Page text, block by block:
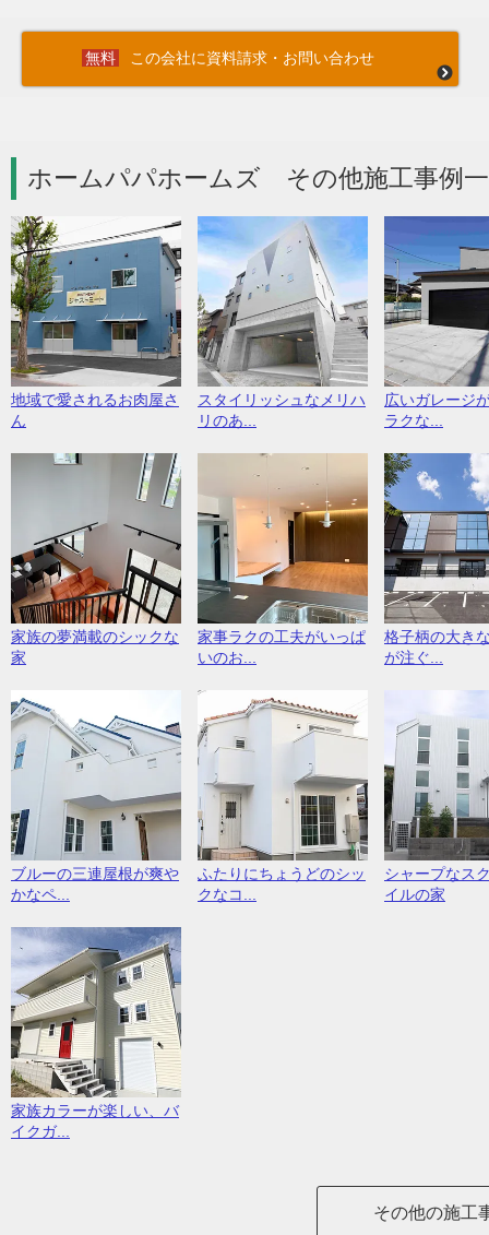
この会社に資料請求・お問い合わせ
ホームパパホームズ その他施工事例
地域で愛されるお肉屋さ
ん
スタイリッシュなメリハ
リのあ...
広いガレージ
ラクな...
家族の夢満載のシックな
家
家事ラクの工夫がいっぱ
いのお...
格子柄の大き
が注ぐ...
ブルーの三連屋根が爽や
かなペ...
ふたりにちょうどのシッ
クなコ...
シャープなス
イルの家
家族カラーが楽しい、バ
イクガ...
その他の施工